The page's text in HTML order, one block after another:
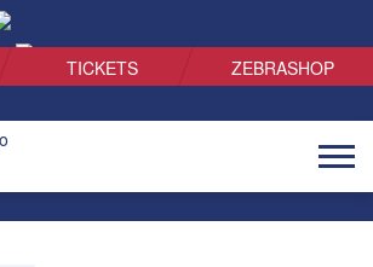
TICKETS ZEBRASHOP